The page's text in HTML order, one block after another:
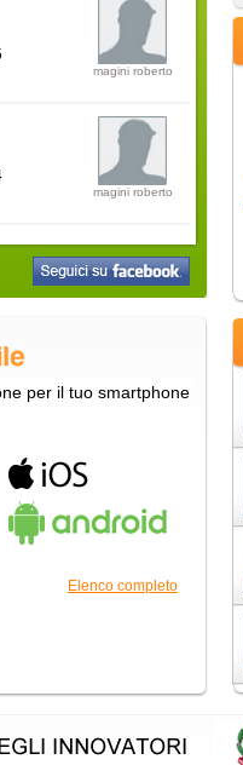
magini roberto
magini roberto
per il tuo smartphone
Elenco completo